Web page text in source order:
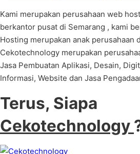
Kami merupakan perusahaan web
berkantor pusat di Semarang , kami
Hosting merupakan anak perusahaan
Cekotechnology merupakan
Jasa Pembuatan Aplikasi, Desain,
Informasi, Website dan Jasa
Terus, Siapa
Cekotechnology